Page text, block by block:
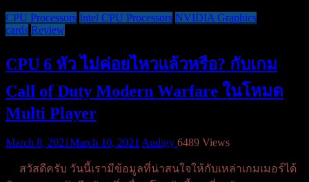
CPU Processors Intel CPU Processors NVIDIA Graphics
cards Review
CPU 6 หัว ไม่ค่อยไหวแล้วหรือ? กับเกม
Call of Duty Modern Warfare ในโหมด
Multi Player
March 8, 2021March 10, 2021 Audigy 6489 Views
สวัสดีครับ วันนี้เรามีข้อมูลที่น่าสนใจให้กับเหล่าเกมเมอร์ได้